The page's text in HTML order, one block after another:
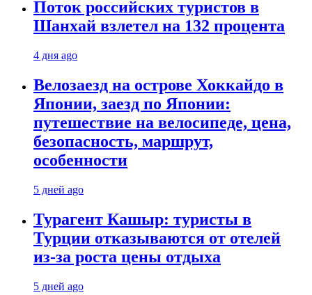
Поток российских туристов в
Шанхай взлетел на 132 процента
4 дня ago
Велозаезд на острове Хоккайдо в
Японии, заезд по Японии:
путешествие на велосипеде, цена,
безопасность, маршрут,
особенности
5 дней ago
Турагент Кашыр: туристы в
Турции отказываются от отелей
из-за роста цены отдыха
5 дней ago